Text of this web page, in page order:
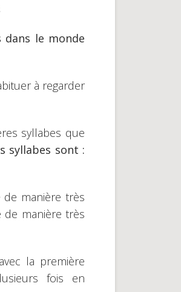
dans le monde
à regarder
syllabes que
syllabes sont :
manière très
de manière très
la première
fois en